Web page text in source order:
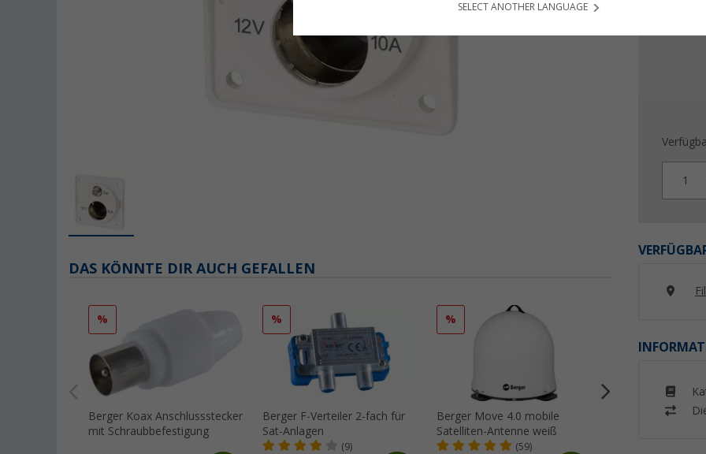
1
DAS KÖNNTE DIR AUCH GEFALLEN
%
Berger Koax Anschlussstecker
mit Schraubbefestigung
%
Berger F-Verteiler 2-fach für
Sat-Anlagen
(9)
%
Berger Move 4.0 mobile
Satelliten-Antenne weiß
(59)
Berger
SELECT ANOTHER LANGUAGE